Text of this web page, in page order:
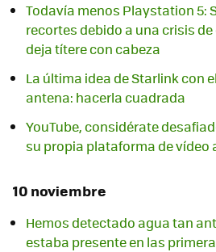
Todavía menos Playstation 5:
recortes debido a una crisis
deja títere con cabeza
La última idea de Starlink con
antena: hacerla cuadrada
YouTube, considérate
su propia plataforma de vídeo
10 noviembre
Hemos detectado agua tan
estaba presente en las